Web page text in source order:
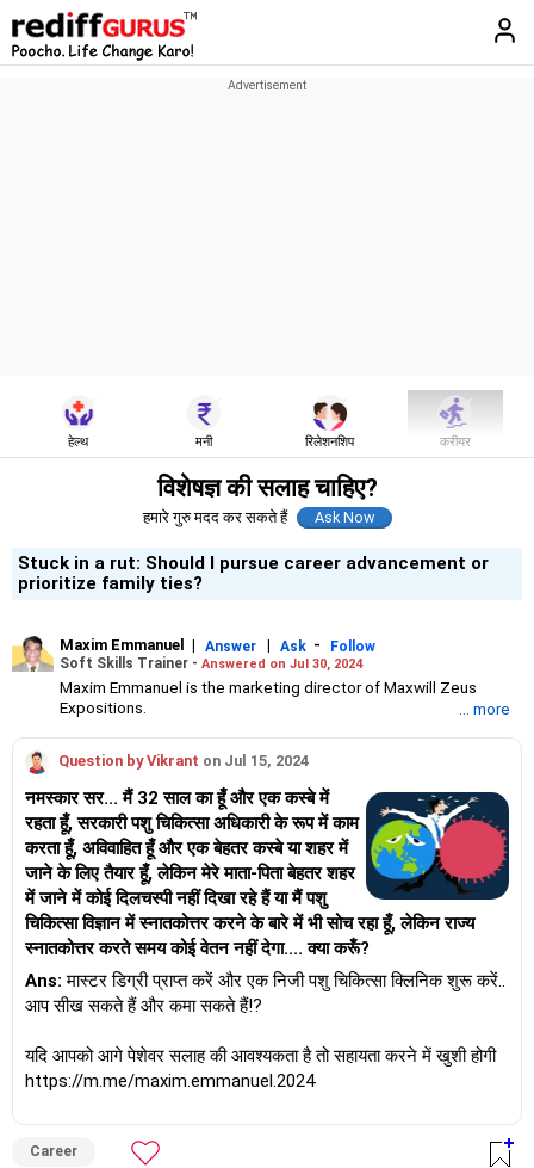
हेल्थ मनी रिलेशनशिप करीयर
विशेषज्ञ की सलाह चाहिए?
हमारे गुरु मदद कर सकते हैं
Stuck in a rut: Should I pursue career advancement or
prioritize family ties?
Maxim Emmanuel | Answer | Ask -
Follow
Soft Skills Trainer - Answered on Jul 30, 2024
Maxim Emmanuel is the marketing director of Maxwill Zeus
Expositions.
professionals and corporate organisations on how to improve
soft skills and build interpersonal relationships through effective
communication.
He also works with students and job aspirants offering career
guidance, preparing them for job interviews and group
discussions and teaching them how to make effective
presentations.
... more
Question by Vikrant on Jul 15, 2024
नमस्कार सर... मैं 32 साल का हूँ और एक कस्बे में
रहता हूँ, सरकारी पशु चिकित्सा अधिकारी के रूप में काम
करता हूँ, अविवाहित हूँ और एक बेहतर कस्बे या शहर में
जाने के लिए तैयार हूँ, लेकिन मेरे माता-पिता बेहतर शहर
में जाने में कोई दिलचस्पी नहीं दिखा रहे हैं या मैं पशु
चिकित्सा विज्ञान में स्नातकोत्तर करने के बारे में भी सोच रहा हूँ, लेकिन राज्य
स्नातकोत्तर करते समय कोई वेतन नहीं देगा.... क्या करूँ?
Ans: मास्टर डिग्री प्राप्त करें और एक निजी पशु चिकित्सा क्लिनिक शुरू करें..
आप सीख सकते हैं और कमा सकते हैं!?
यदि आपको आगे पेशेवर सलाह की आवश्यकता है तो सहायता करने में खुशी होगी
https://m.me/maxim.emmanuel.2024
Career